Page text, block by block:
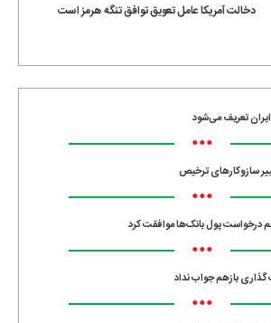
دخالت آمریکا عامل تعویق توافق تنگه هرمز است
ایران تعریف می‌شود
•••
سازوکارهای ترخیص
•••
درخواست پول بانک‌ها موافقت کرد
•••
بازهم جواب نداد
•••